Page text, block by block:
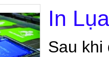
In
Sau khi